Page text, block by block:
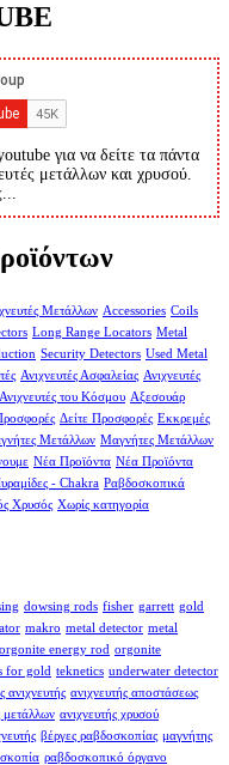
για να δείτε τα πάντα
μετάλλων και χρυσού.
Μετάλλων Accessories Coils
Long Range Locators Metal
Security Detectors Used Metal
Ανιχνευτές Ασφαλείας Ανιχνευτές
Ανιχνευτές του Κόσμου Αξεσουάρ
Δείτε Προσφορές Εκκρεμές
Μετάλλων Μαγνήτες Μετάλλων
Νέα Προϊόντα Νέα Προϊόντα
- Chakra Ραβδοσκοπικά
Χρυσός Χωρίς κατηγορία
dowsing rods fisher garrett gold
makro metal detector metal
orgonite energy rod orgonite
for gold teknetics underwater detector
ανιχνευτής ανιχνευτής αποστάσεως
μετάλλων ανιχνευτής χρυσού
βέργες ραβδοσκοπίας μαγνήτης
ραβδοσκοπικό όργανο